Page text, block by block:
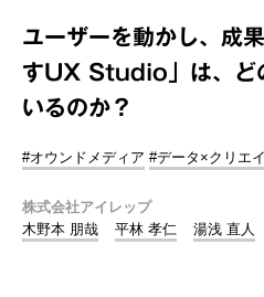
ユーザーを動かし、成
すUX Studio」は、ど
いるのか？
#オウンドメディア #データ×クリエ
株式会社アイレップ
木野本 朋哉
平林 孝仁 湯浅 直人